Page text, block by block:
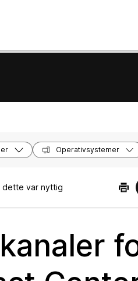
Operativsystemer
dette var nyttig